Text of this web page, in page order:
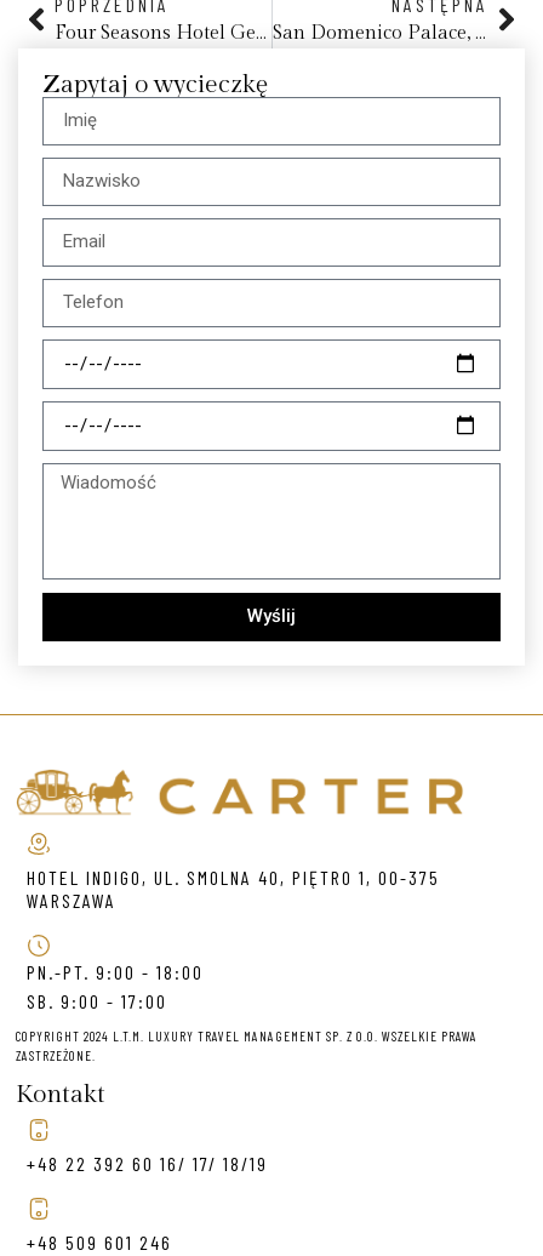
Four Seasons Hotel George V, Paryż
San Domenico Palace, a Four Seasons Hotel, Taormina
Zapytaj o wycieczkę
Wyślij
HOTEL INDIGO, UL. SMOLNA 40, PIĘTRO 1, 00-375
WARSZAWA
PN.-PT. 9:00 - 18:00
SB. 9:00 - 17:00
COPYRIGHT 2024 L.T.M. LUXURY TRAVEL MANAGEMENT SP. Z O.O. WSZELKIE PRAWA
ZASTRZEŻONE.
Kontakt
+48 22 392 60 16/ 17/ 18/19
+48 509 601 246